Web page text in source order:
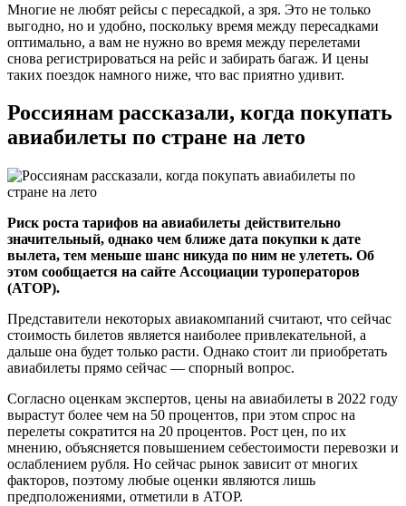
Многие не любят рейсы с пересадкой, а зря. Это не только
выгодно, но и удобно, поскольку время между пересадками
оптимально, а вам не нужно во время между перелетами
снова регистрироваться на рейс и забирать багаж. И цены
таких поездок намного ниже, что вас приятно удивит.
Россиянам рассказали, когда покупать
авиабилеты по стране на лето
Риск роста тарифов на авиабилеты действительно
значительный, однако чем ближе дата покупки к дате
вылета, тем меньше шанс никуда по ним не улететь. Об
этом сообщается на сайте Ассоциации туроператоров
(АТОР).
Представители некоторых авиакомпаний считают, что сейчас
стоимость билетов является наиболее привлекательной, а
дальше она будет только расти. Однако стоит ли приобретать
авиабилеты прямо сейчас — спорный вопрос.
Согласно оценкам экспертов, цены на авиабилеты в 2022 году
вырастут более чем на 50 процентов, при этом спрос на
перелеты сократится на 20 процентов. Рост цен, по их
мнению, объясняется повышением себестоимости перевозки и
ослаблением рубля. Но сейчас рынок зависит от многих
факторов, поэтому любые оценки являются лишь
предположениями, отметили в АТОР.